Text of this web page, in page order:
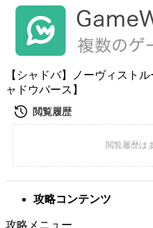
【シャドバ】ノーヴィスト
ャドウバース】
攻略コンテンツ
攻略メニュー